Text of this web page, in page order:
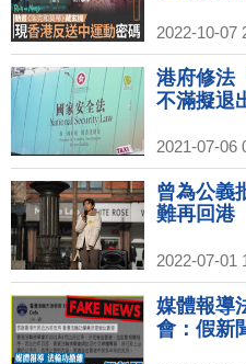
2022-10-07
港府修法
不滿擬退
2021-07-06
曾為公義
難再回港
2022-07-01
媒體報導
會：假新